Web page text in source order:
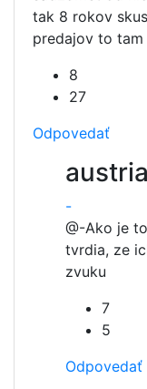
tak 8 rokov
predajov to
8
27
Odpovedať
austria
-
@-Ako je
tvrdia, ze
zvuku
7
5
Odpovedať